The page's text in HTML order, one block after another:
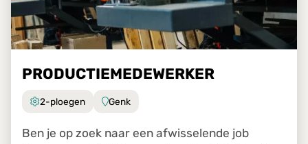
PRODUCTIEMEDEWERKER
2-ploegen Genk
Ben je op zoek naar een afwisselende job